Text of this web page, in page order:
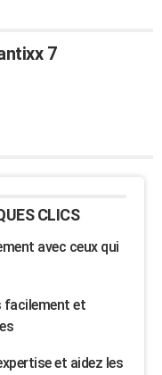
7
CLICS
avec ceux qui
facilement et
et aidez les